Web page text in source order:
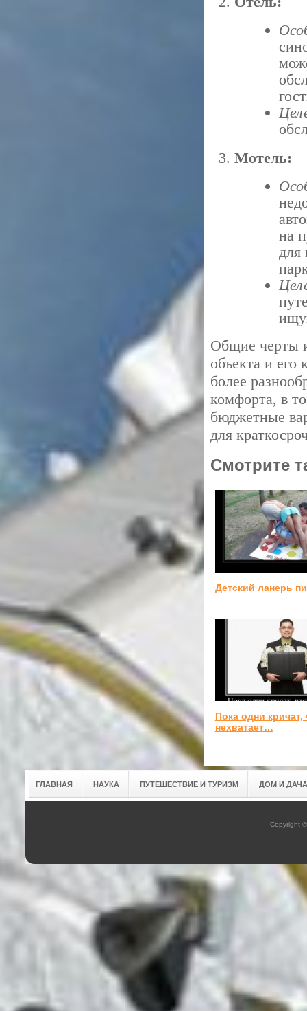
Мотель:
на
для
Общие черты
объекта и
более
комфорта, в
бюджетные
для
Смотрите
Детский ланерь
Пока одни кричат,
нехватает…
ГЛАВНАЯ НАУКА ПУТЕШЕСТВИЕ И ТУРИЗМ ДОМ И ДАЧА
Copyright